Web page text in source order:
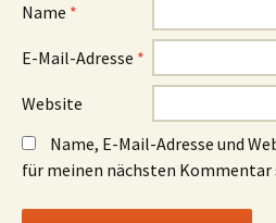
Name *
E-Mail-Adresse *
Website
Name, E-Mail-Adresse und
für meinen nächsten Kommentar